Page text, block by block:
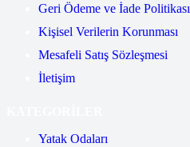
Geri Ödeme ve İade Politikası
Kişisel Verilerin Korunması
Mesafeli Satış Sözleşmesi
İletişim
Yatak Odaları